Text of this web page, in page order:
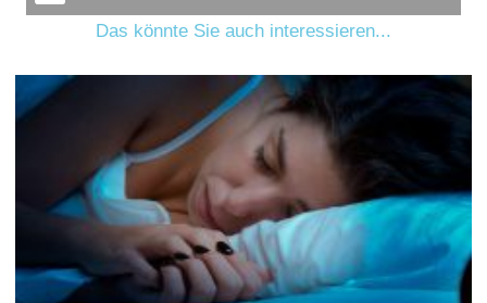
Das könnte Sie auch interessieren...